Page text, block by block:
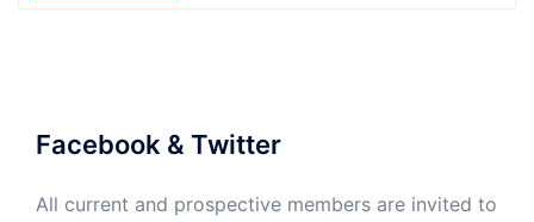
Facebook & Twitter
All current and prospective members are invited to